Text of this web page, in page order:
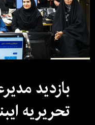
بازدید
تحریریه